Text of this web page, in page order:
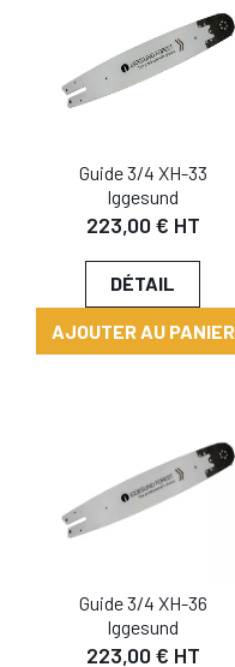
Guide 3/4 XH-33
Iggesund
223,00 € HT
DÉTAIL
AJOUTER AU PANIER
Guide 3/4 XH-36
Iggesund
223,00 € HT